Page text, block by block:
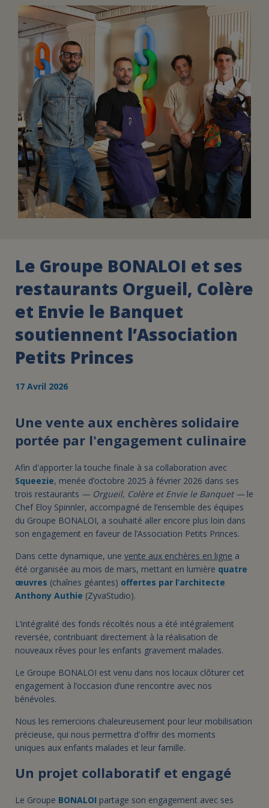
FAIRE UN DON
ASSURANCE VIE/LEGS
ESPACE PRESSE
JE DEVIENS
BÉNÉVOLE
DEVENIR
UN PETIT PRINCE
Le Groupe BONALOI et ses
restaurants Orgueil, Colère
et Envie le Banquet
soutiennent l’Association
Petits Princes
17 Avril 2026
Une vente aux enchères solidaire
portée par l'engagement culinaire
Afin d'apporter la touche finale à sa collaboration avec
Squeezie, menée d’octobre 2025 à février 2026 dans ses
trois restaurants — Orgueil, Colère et Envie le Banquet — le
Chef Eloy Spinnler, accompagné de l’ensemble des équipes
du Groupe BONALOI, a souhaité aller encore plus loin dans
son engagement en faveur de l’Association Petits Princes.
Dans cette dynamique, une vente aux enchères en ligne a
été organisée au mois de mars, mettant en lumière quatre
œuvres (chaînes géantes) offertes par l’architecte
Anthony Authie (ZyvaStudio).
L’intégralité des fonds récoltés nous a été intégralement
reversée, contribuant directement à la réalisation de
nouveaux rêves pour les enfants gravement malades.
Le Groupe BONALOI est venu dans nos locaux clôturer cet
engagement à l’occasion d’une rencontre avec nos
bénévoles.
Nous les remercions chaleureusement pour leur mobilisation
précieuse, qui nous permettra d'offrir des moments
uniques aux enfants malades et leur famille.
Un projet collaboratif et engagé
Le Groupe BONALOI partage son engagement avec ses